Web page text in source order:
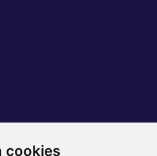
cookies